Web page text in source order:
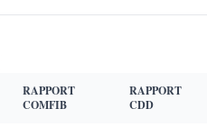
RAPPORT
COMFIB
RAPPORT
CDD